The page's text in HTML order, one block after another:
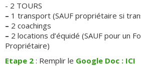
- 2 TOURS
– 1 transport (SAUF propriétaire si
– 2 coachings
– 2 locations d’équidé (SAUF pour un
Propriétaire)
Etape 2 : Remplir le Google Doc : ICI